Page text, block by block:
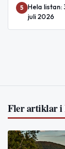
5
Hela
juli 2026
Fler artiklar i